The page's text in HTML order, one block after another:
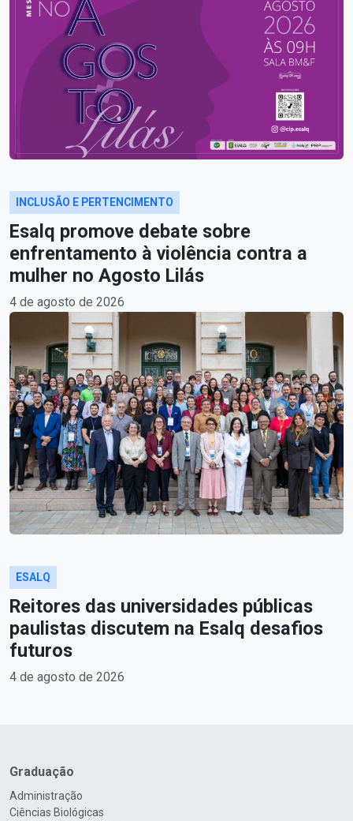
INCLUSÃO E PERTENCIMENTO
Esalq promove debate sobre
enfrentamento à violência contra a
mulher no Agosto Lilás
4 de agosto de 2026
ESALQ
Reitores das universidades públicas
paulistas discutem na Esalq desafios
futuros
4 de agosto de 2026
Graduação
Administração
Ciências Biológicas